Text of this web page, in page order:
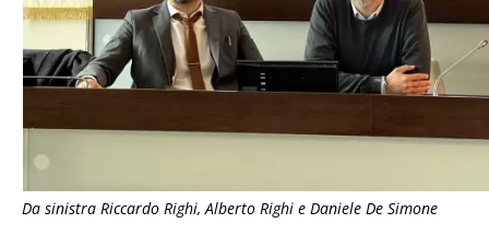
Da sinistra Riccardo Righi, Alberto Righi e Daniele De Simone